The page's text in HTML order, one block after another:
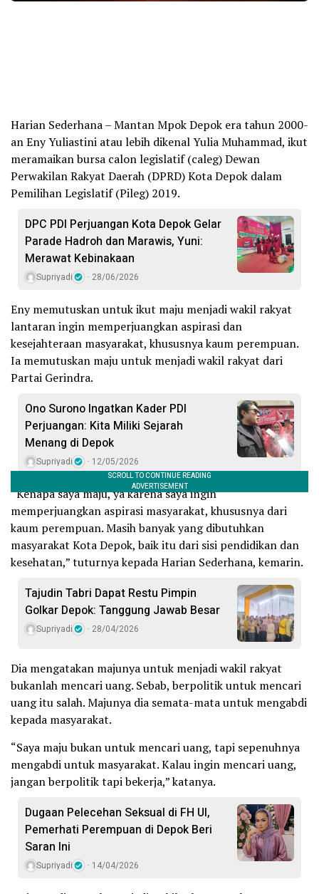
Harian Sederhana – Mantan Mpok Depok era tahun 2000-
an Eny Yuliastini atau lebih dikenal Yulia Muhammad, ikut
meramaikan bursa calon legislatif (caleg) Dewan
Perwakilan Rakyat Daerah (DPRD) Kota Depok dalam
Pemilihan Legislatif (Pileg) 2019.
DPC PDI Perjuangan Kota Depok Gelar
Parade Hadroh dan Marawis, Yuni:
Merawat Kebinakaan
Supriyadi 28/06/2026
Eny memutuskan untuk ikut maju menjadi wakil rakyat
lantaran ingin memperjuangkan aspirasi dan
kesejahteraan masyarakat, khususnya kaum perempuan.
Ia memutuskan maju untuk menjadi wakil rakyat dari
Partai Gerindra.
Ono Surono Ingatkan Kader PDI
Perjuangan: Kita Miliki Sejarah
Menang di Depok
Supriyadi 12/05/2026
“Kenapa saya maju, ya karena saya ingin
memperjuangkan aspirasi masyarakat, khususnya dari
kaum perempuan. Masih banyak yang dibutuhkan
masyarakat Kota Depok, baik itu dari sisi pendidikan dan
kesehatan,” tuturnya kepada Harian Sederhana, kemarin.
Tajudin Tabri Dapat Restu Pimpin
Golkar Depok: Tanggung Jawab Besar
Supriyadi 28/04/2026
Dia mengatakan majunya untuk menjadi wakil rakyat
bukanlah mencari uang. Sebab, berpolitik untuk mencari
uang itu salah. Majunya dia semata-mata untuk mengabdi
kepada masyarakat.
“Saya maju bukan untuk mencari uang, tapi sepenuhnya
mengabdi untuk masyarakat. Kalau ingin mencari uang,
jangan berpolitik tapi bekerja,” katanya.
Dugaan Pelecehan Seksual di FH UI,
Pemerhati Perempuan di Depok Beri
Saran Ini
Supriyadi 14/04/2026